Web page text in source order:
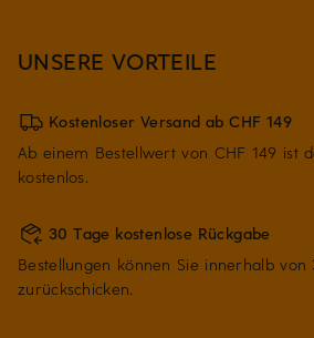
UNSERE VORTEILE
Kostenloser Versand ab CHF 149
Ab einem Bestellwert von CHF 149 ist
kostenlos.
30 Tage kostenlose Rückgabe
Bestellungen können Sie innerhalb von
zurückschicken.